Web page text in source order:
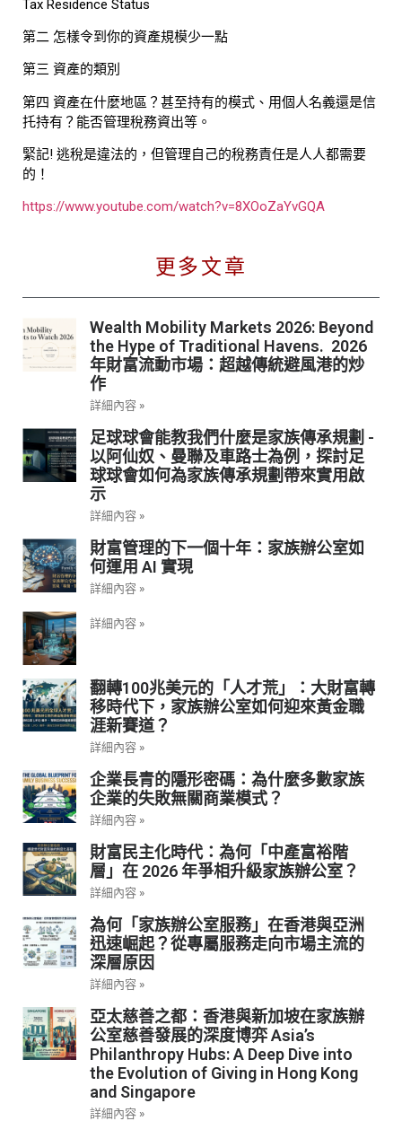
Tax Residence Status
第二 怎樣令到你的資產規模少一點
第三 資產的類別
第四 資產在什麼地區？甚至持有的模式、用個人名義還是信
托持有？能否管理稅務資出等。
緊記! 逃稅是違法的，但管理自己的稅務責任是人人都需要
的！
https://www.youtube.com/watch?v=8XOoZaYvGQA
更多文章
Wealth Mobility Markets 2026: Beyond
the Hype of Traditional Havens. 2026
年財富流動市場：超越傳統避風港的炒
作
詳細內容 »
足球球會能教我們什麼是家族傳承規劃 -
以阿仙奴、曼聯及車路士為例，探討足
球球會如何為家族傳承規劃帶來實用啟
示
詳細內容 »
財富管理的下一個十年：家族辦公室如
何運用 AI 實現
詳細內容 »
詳細內容 »
翻轉100兆美元的「人才荒」：大財富轉
移時代下，家族辦公室如何迎來黃金職
涯新賽道？
詳細內容 »
企業長青的隱形密碼：為什麼多數家族
企業的失敗無關商業模式？
詳細內容 »
財富民主化時代：為何「中產富裕階
層」在 2026 年爭相升級家族辦公室？
詳細內容 »
為何「家族辦公室服務」在香港與亞洲
迅速崛起？從專屬服務走向市場主流的
深層原因
詳細內容 »
亞太慈善之都：香港與新加坡在家族辦
公室慈善發展的深度博弈 Asia’s
Philanthropy Hubs: A Deep Dive into
the Evolution of Giving in Hong Kong
and Singapore
詳細內容 »